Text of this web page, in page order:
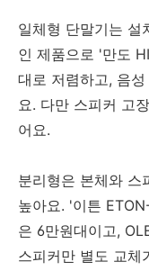
일체형 단말기는 설
인 제품으로 '만도
대로 저렴하고, 음
요. 다만 스피커 고
어요.
분리형은 본체와 스
높아요. '이튼
은 6만원대이고,
스피커만 별도 교체